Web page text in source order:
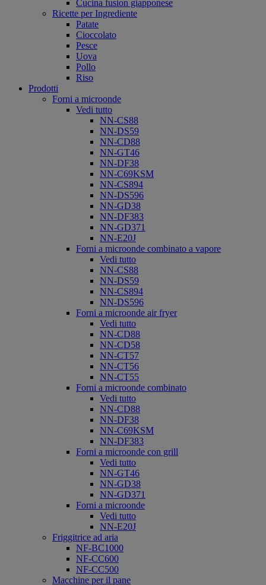
Cucina fusion giapponese
Ricette per Ingrediente
Patate
Cioccolato
Pesce
Uova
Pollo
Riso
Prodotti
Forni a microonde
Vedi tutto
NN-CS88
NN-DS59
NN-CD88
NN-GT46
NN-DF38
NN-C69KSM
NN-CS894
NN-DS596
NN-GD38
NN-DF383
NN-GD371
NN-E20J
Forni a microonde combinato a vapore
Vedi tutto
NN-CS88
NN-DS59
NN-CS894
NN-DS596
Forni a microonde air fryer
Vedi tutto
NN-CD88
NN-CD58
NN-CT57
NN-CT56
NN-CT55
Forni a microonde combinato
Vedi tutto
NN-CD88
NN-DF38
NN-C69KSM
NN-DF383
Forni a microonde con grill
Vedi tutto
NN-GT46
NN-GD38
NN-GD371
Forni a microonde
Vedi tutto
NN-E20J
Friggitrice ad aria
NF-BC1000
NF-CC600
NF-CC500
Macchine per il pane